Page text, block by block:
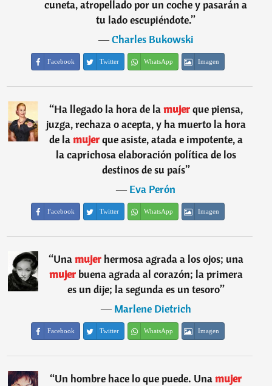
cuneta, atropellado por un coche y pasarán a
tu lado escupiéndote.”
―Charles Bukowski
Facebook Twitter WhatsApp Imagen
“Ha llegado la hora de lamujerque piensa,
juzga, rechaza o acepta, y ha muerto la hora
de lamujerque asiste, atada e impotente, a
la caprichosa elaboración política de los
destinos de su país”
―Eva Perón
Facebook Twitter WhatsApp Imagen
“Unamujer hermosa agrada a los ojos; una
mujer buena agrada al corazón; la primera
es un dije; la segunda es un tesoro”
―Marlene Dietrich
Facebook Twitter WhatsApp Imagen
“Un hombre hace lo que puede. Unamujer